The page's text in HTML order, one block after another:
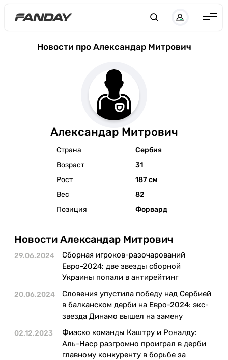
АнглияНовости про Александар Митрович
Александар Митрович
Страна
Сербия
Возраст
31
Рост
187 см
Вес
82
Позиция
Форвард
Новости Александар Митрович
29.06.2024
Сборная игроков-разочарований
Евро-2024: две звезды сборной
Украины попали в антирейтинг
20.06.2024
Словения упустила победу над Сербией
в балканском дерби на Евро-2024: экс-
звезда Динамо вышел на замену
02.12.2023
Фиаско команды Каштру и Роналду:
Аль-Наср разгромно проиграл в дерби
главному конкуренту в борьбе за